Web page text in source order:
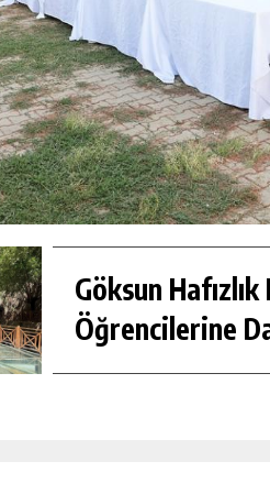
Göksun Hafızlık
Öğrencilerine